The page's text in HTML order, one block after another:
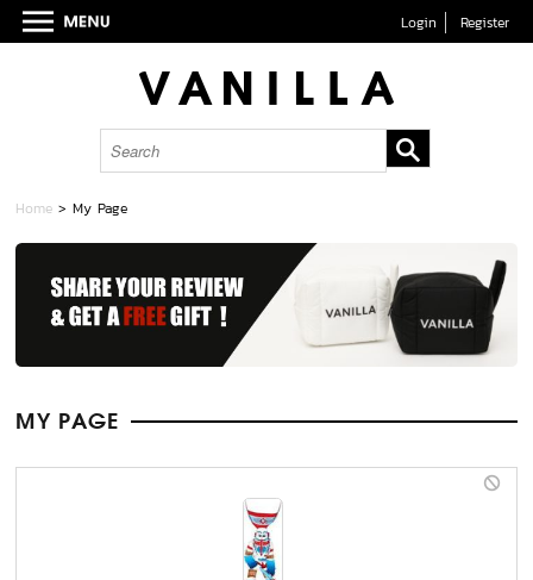
Login Register
Home > My Page
MY PAGE